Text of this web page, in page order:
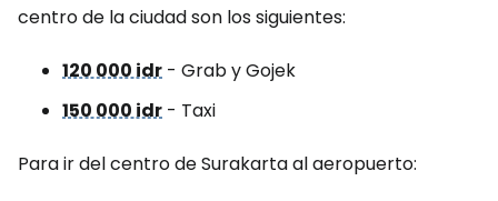
centro de la ciudad son los siguientes:
120 000 idr - Grab y Gojek
150 000 idr - Taxi
Para ir del centro de Surakarta al aeropuerto: